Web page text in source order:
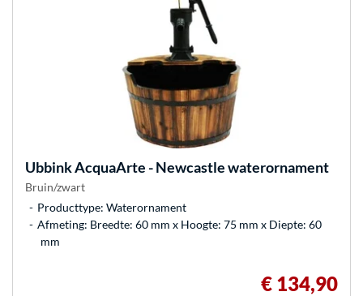
UbbinkAcquaArte - Newcastle waterornament
Bruin/zwart
Producttype: Waterornament
Afmeting: Breedte: 60 mm x Hoogte: 75 mm x Diepte: 60
mm
€ 134,90